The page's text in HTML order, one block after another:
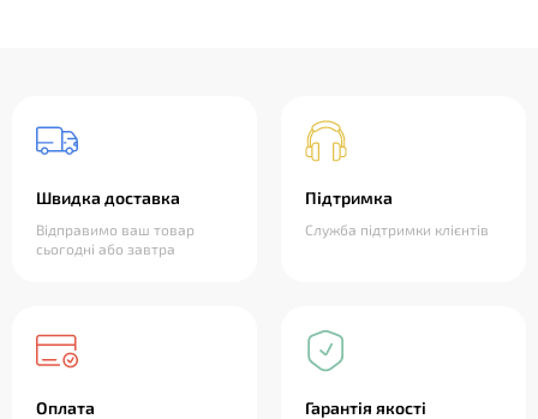
Швидка доставка
Відправимо ваш товар
сьогодні або завтра
Підтримка
Служба підтримки клієнтів
Оплата Гарантія якості